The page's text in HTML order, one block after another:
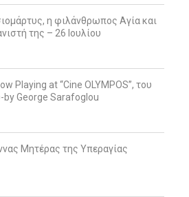
η φιλάνθρωπος Αγία και
της – 26 Ιουλίου
Playing at “Cine OLYMPOS”, του
by George Sarafoglou
Μητέρας της Υπεραγίας